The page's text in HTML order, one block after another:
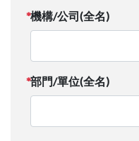
機構/公司(全名)
部門/單位(全名)